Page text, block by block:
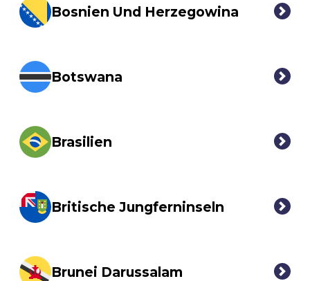
Bosnien Und Herzegowina
Botswana
Brasilien
Britische Jungferninseln
Brunei Darussalam